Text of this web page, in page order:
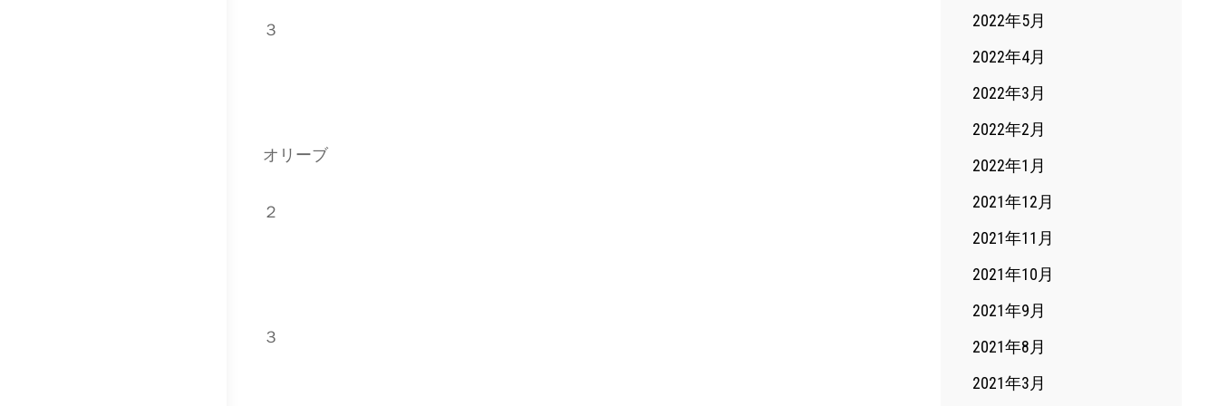
３
オリーブ
２
３
2022年5月
2022年4月
2022年3月
2022年2月
2022年1月
2021年12月
2021年11月
2021年10月
2021年9月
2021年8月
2021年3月